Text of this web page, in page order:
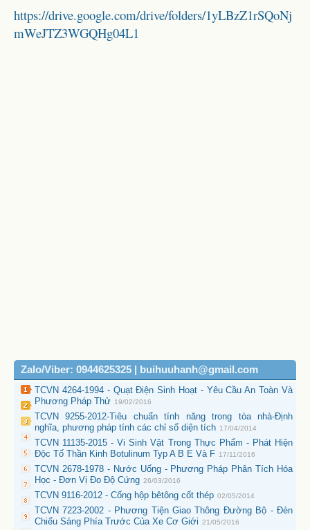
https://drive.google.com/drive/folders/1yLBzZ1rSQoNj
mWeJTZ3WGQHg04L1
Zalo/Viber: 0944625325 | buihuuhanh@gmail.com
TCVN 4264-1994 - Quạt Điện Sinh Hoạt - Yêu Cầu An Toàn Và
Phương Pháp Thử 19/02/2016
TCVN 9255-2012-Tiêu chuẩn tính năng trong tòa nhà-Định
nghĩa, phương pháp tính các chỉ số diện tích 17/04/2014
TCVN 11135-2015 - Vi Sinh Vật Trong Thực Phẩm - Phát Hiện
Độc Tố Thần Kinh Botulinum Typ A B E Và F 17/11/2016
TCVN 2678-1978 - Nước Uống - Phương Pháp Phân Tích Hóa
Học - Đơn Vị Đo Độ Cứng 26/03/2016
TCVN 9116-2012 - Cống hộp bêtông cốt thép 02/05/2014
TCVN 7223-2002 - Phương Tiện Giao Thông Đường Bộ - Đèn
Chiếu Sáng Phía Trước Của Xe Cơ Giới 21/05/2016